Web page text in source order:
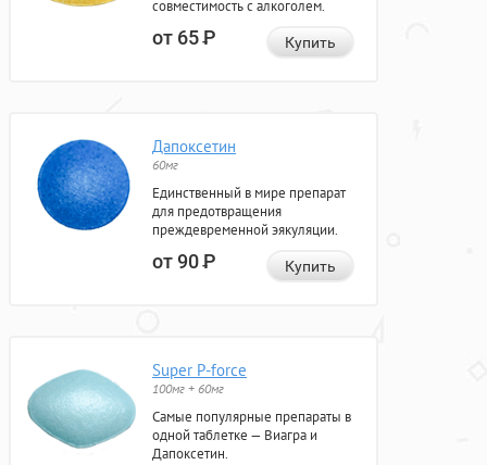
совместимость с алкоголем.
от 65Р Купить
Дапоксетин
60мг
Единственный в мире препарат
для предотвращения
преждевременной эякуляции.
от 90Р Купить
Super P-force
100мг + 60мг
Самые популярные препараты в
одной таблетке — Виагра и
Дапоксетин.